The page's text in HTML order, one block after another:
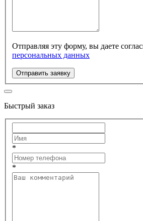
Отправляя эту форму, вы даете
персональных данных
Отправить заявку
Быстрый заказ
*
*